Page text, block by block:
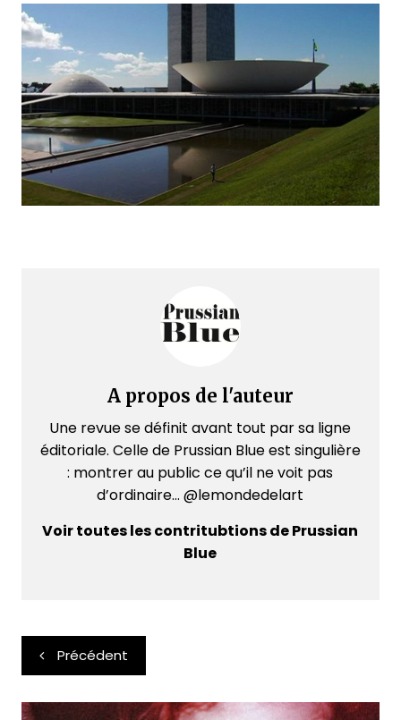
A propos de l'auteur
Une revue se définit avant tout par sa ligne
éditoriale. Celle de Prussian Blue est singulière
: montrer au public ce qu’il ne voit pas
d’ordinaire... @lemondedelart
Voir toutes les contritubtions de Prussian
Blue
Navigation
de
l’article
Précédent